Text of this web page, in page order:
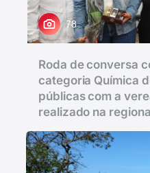
78
Roda de conversa
categoria Química
públicas com a
realizado na